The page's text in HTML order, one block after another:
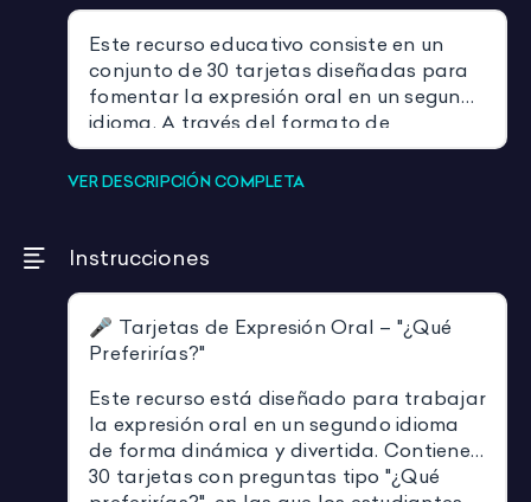
Este recurso educativo consiste en un
conjunto de 30 tarjetas diseñadas para
fomentar la expresión oral en un segundo
idioma. A través del formato de
preguntas tipo "¿Qué preferirías?", los
estudiantes deben elegir entre dos
conversación, desarrolla habilidades
lúdico. Disponible en catalán, inglés y
español, este material es ideal para
ideas en el aula.
VER DESCRIPCIÓN COMPLETA
Instrucciones
🎤 Tarjetas de Expresión Oral – "¿Qué
Preferirías?"
Este recurso está diseñado para trabajar
la expresión oral en un segundo idioma
de forma dinámica y divertida. Contiene
30 tarjetas con preguntas tipo "¿Qué